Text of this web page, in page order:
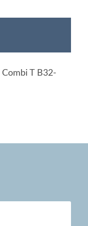
T B32-